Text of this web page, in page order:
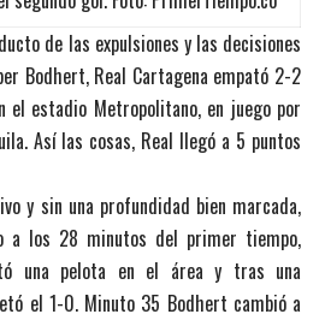
de las expulsiones y las decisiones
Bodhert, Real Cartagena empató 2-2
el estadio Metropolitano, en juego por
Así las cosas, Real llegó a 5 puntos
y sin una profundidad bien marcada,
a los 28 minutos del primer tiempo,
una pelota en el área y tras una
el 1-0. Minuto 35 Bodhert cambió a